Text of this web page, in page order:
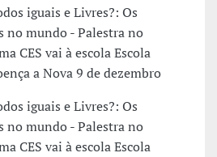
iguais e Livres?: Os
no mundo - Palestra no
CES vai à escola Escola
a Nova 9 de dezembro
iguais e Livres?: Os
no mundo - Palestra no
CES vai à escola Escola